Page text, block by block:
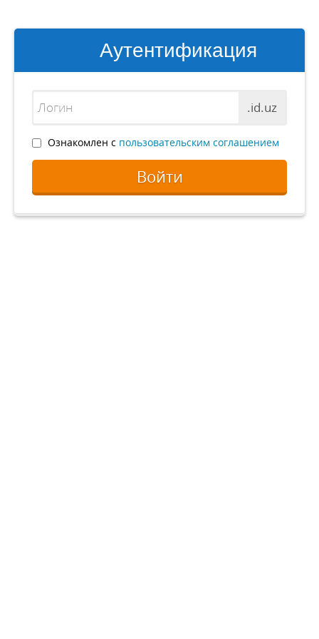
Аутентификация
.id.uz
Ознакомлен с пользовательским соглашением
Войти